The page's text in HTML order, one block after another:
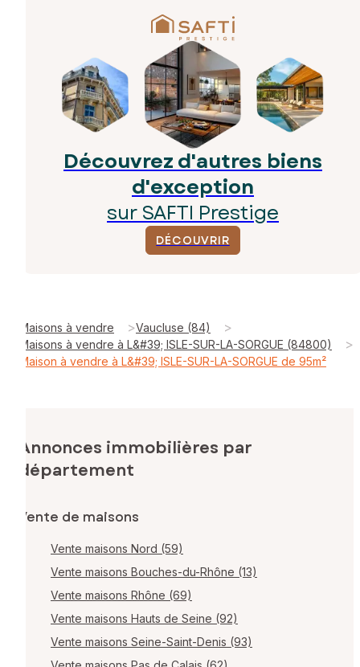
Découvrez d'autres biens
d'exception
sur SAFTI Prestige
DÉCOUVRIR
Maisons à vendre >Vaucluse (84) >
Maisons à vendre à L&#39; ISLE-SUR-LA-SORGUE (84800) >
Maison à vendre à L&#39; ISLE-SUR-LA-SORGUE de 95m²
Annonces immobilières par
département
Vente de maisons
Vente maisons Nord (59)
Vente maisons Bouches-du-Rhône (13)
Vente maisons Rhône (69)
Vente maisons Hauts de Seine (92)
Vente maisons Seine-Saint-Denis (93)